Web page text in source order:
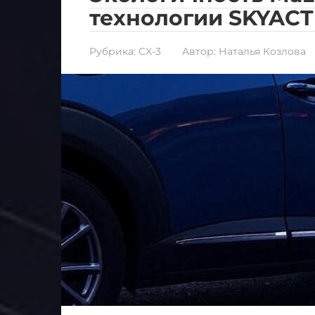
технологии
Рубрика: CX-3 Автор: Наталья Козлова